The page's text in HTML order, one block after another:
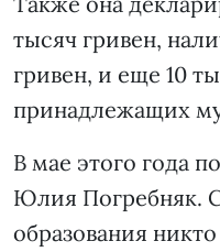
тысяч гривен,
гривен, и еще 10
принадлежащих
В мае этого года
Юлия Погребняк.
образования никто